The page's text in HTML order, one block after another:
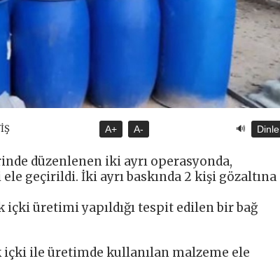
A+ A- 🔊 Dinle
düzenlenen iki ayrı operasyonda,
geçirildi. İki ayrı baskında 2 kişi gözaltına
içki üretimi yapıldığı tespit edilen bir bağ
içki ile üretimde kullanılan malzeme ele